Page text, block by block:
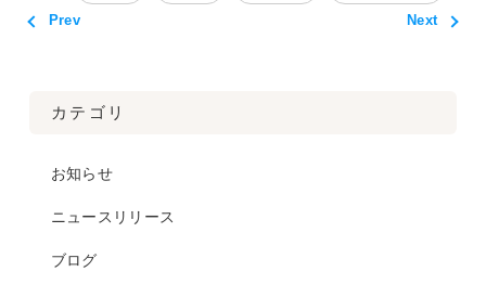
Prev Next
カテゴリ
お知らせ
ニュースリリース
ブログ